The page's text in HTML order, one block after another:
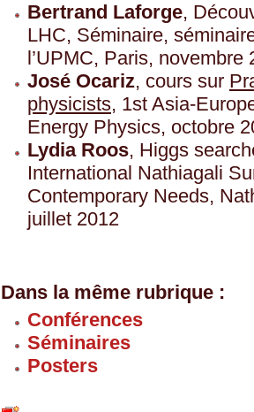
Bertrand Laforge,
LHC, Séminaire,
l’UPMC, Paris, novembre
José Ocariz, cours sur
physicists, 1st Asia-
Energy Physics, octobre
Lydia Roos, Higgs
International Nathiagali
Contemporary Needs,
juillet 2012
Dans la même rubrique :
Conférences
Séminaires
Posters